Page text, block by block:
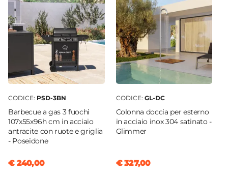
CODICE: PSD-3BN
Barbecue a gas 3 fuochi
107x55x96h cm in acciaio
antracite con ruote e griglia
- Poseidone
€ 240,00
CODICE: GL-DC
Colonna doccia per esterno
in acciaio inox 304 satinato -
Glimmer
€ 327,00